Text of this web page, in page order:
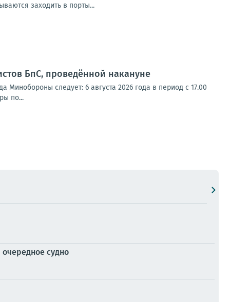
заходить в порты...
БпС, проведённой накануне
следует: 6 августа 2026 года в период с 17.00
по...
судно